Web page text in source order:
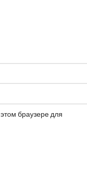
браузере для